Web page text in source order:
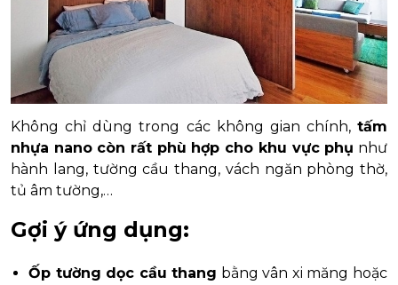
Không chỉ dùng trong các không gian chính, tấm
nhựa nano còn rất phù hợp cho khu vực phụ như
hành lang, tường cầu thang, vách ngăn phòng thờ,
tủ âm tường,…
Gợi ý ứng dụng:
Ốp tường dọc cầu thang bằng vân xi măng hoặc